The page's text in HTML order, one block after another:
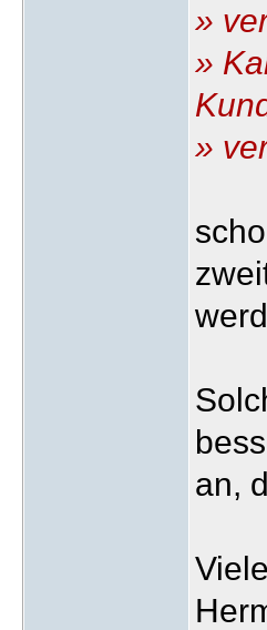
»
»
»
an,